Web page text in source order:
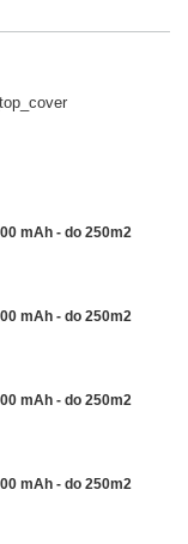
mAh - do 250m2
mAh - do 250m2
mAh - do 250m2
mAh - do 250m2